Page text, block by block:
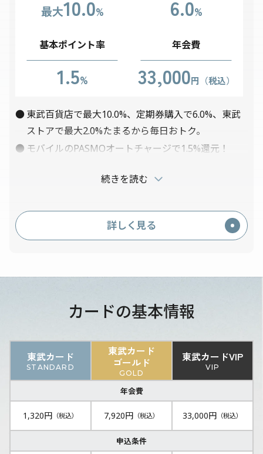
最大10.0% 6.0%
基本ポイント率
1.5%
年会費
33,000円（税込）
東武百貨店で最大10.0%、定期券購入で6.0%、東武
ストアで最大2.0%たまるから毎日おトク。
モバイルのPASMOオートチャージで1.5%還元！
プレミアムスマートフォン保険付帯！補償金額15万
円（自己負担額5,000円）。
続きを読む
詳しく見る
カードの基本情報
東武カード
STANDARD
東武カード
ゴールド
GOLD
東武カードVIP
VIP
年会費
1,320円 （税込） 7,920円 （税込） 33,000円 （税込）
申込条件